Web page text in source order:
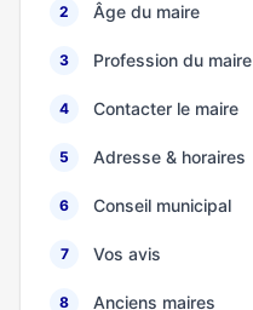
2 Âge du maire
3 Profession du maire
4 Contacter le maire
5 Adresse & horaires
6 Conseil municipal
7 Vos avis
8 Anciens maires